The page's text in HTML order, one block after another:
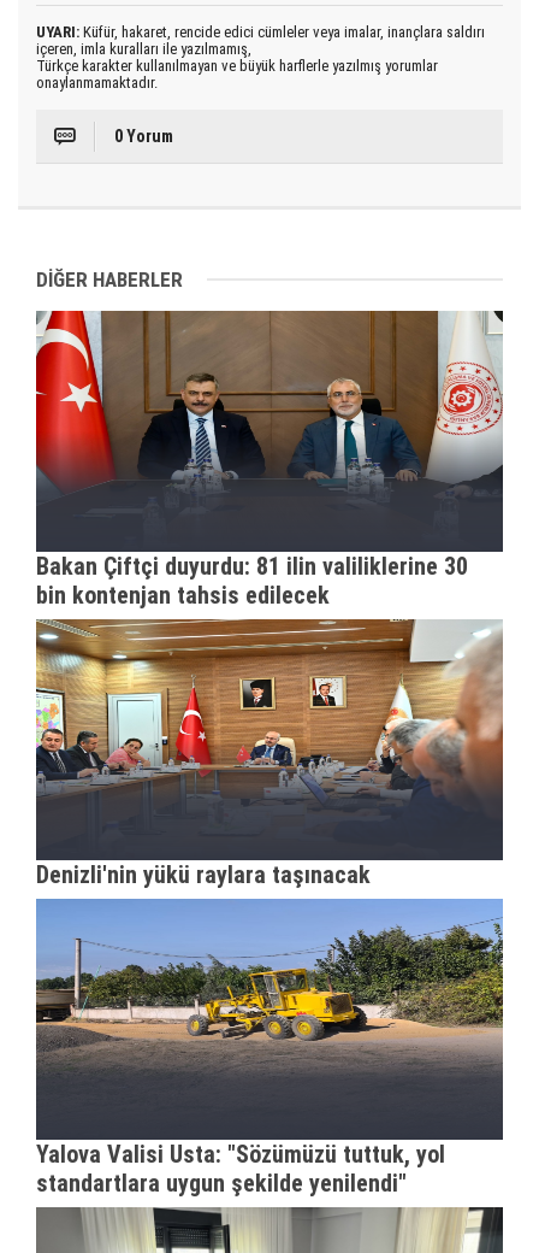
UYARI: Küfür, hakaret, rencide edici cümleler veya imalar, inançlara saldırı
içeren, imla kuralları ile yazılmamış,
Türkçe karakter kullanılmayan ve büyük harflerle yazılmış yorumlar
onaylanmamaktadır.
0 Yorum
DİĞER HABERLER
Bakan Çiftçi duyurdu: 81 ilin valiliklerine 30
bin kontenjan tahsis edilecek
Denizli'nin yükü raylara taşınacak
Yalova Valisi Usta: "Sözümüzü tuttuk, yol
standartlara uygun şekilde yenilendi"